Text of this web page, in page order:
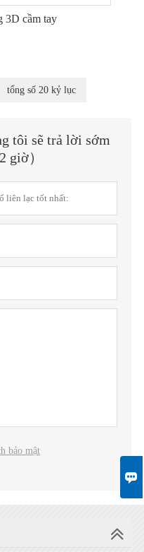

3D cầm tay
tổng số 20 kỷ lục
tôi sẽ trả lời sớm
giờ）
bảo mật